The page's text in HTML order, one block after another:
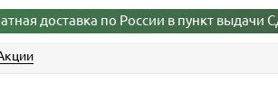
доставка по России в пункт выдачи